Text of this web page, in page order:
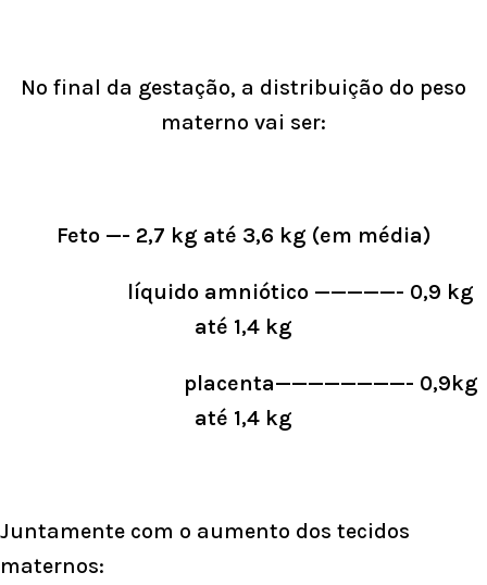
No final da gestação, a distribuição do peso
materno vai ser:
Feto —- 2,7 kg até 3,6 kg (em média)
líquido amniótico —————- 0,9 kg
até 1,4 kg
placenta————————- 0,9kg
até 1,4 kg
Juntamente com o aumento dos tecidos
maternos: